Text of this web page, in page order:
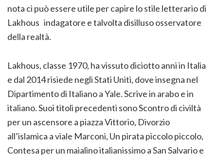
nota ci può essere utile per capire lo stile letterario di
Lakhous indagatore e talvolta disilluso osservatore
della realtà.
Lakhous, classe 1970, ha vissuto diciotto anni in Italia
e dal 2014 risiede negli Stati Uniti, dove insegna nel
Dipartimento di Italiano a Yale. Scrive in arabo e in
italiano. Suoi titoli precedenti sono Scontro di civiltà
per un ascensore a piazza Vittorio, Divorzio
all’islamica a viale Marconi, Un pirata piccolo piccolo,
Contesa per un maialino italianissimo a San Salvario e